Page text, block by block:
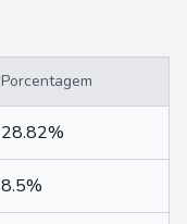
Porcentagem
28.82%
8.5%